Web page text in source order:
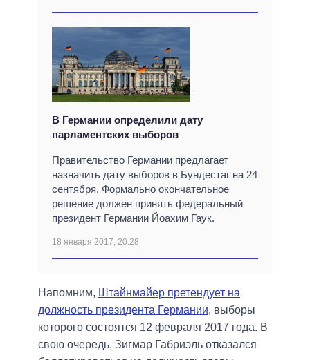
В Германии определили дату
парламентских выборов
Правительство Германии предлагает
назначить дату выборов в Бундестаг на 24
сентября. Формально окончательное
решение должен принять федеральный
президент Германии Йоахим Гаук.
18 января 2017, 20:28
Напомним, Штайнмайер претендует на
должность президента Германии, выборы
которого состоятся 12 февраля 2017 года. В
свою очередь, Зигмар Габриэль отказался